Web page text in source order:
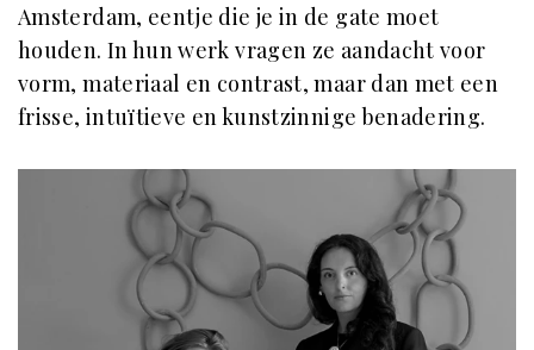
Amsterdam, eentje die je in de gate moet
houden. In hun werk vragen ze aandacht voor
vorm, materiaal en contrast, maar dan met een
frisse, intuïtieve en kunstzinnige benadering.